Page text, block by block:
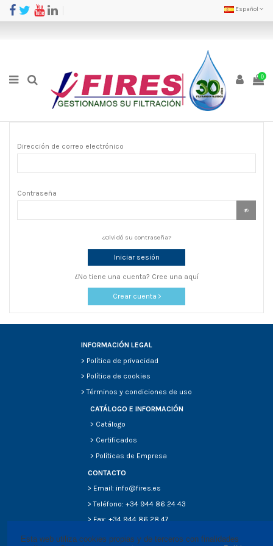
Español
0
Dirección de correo electrónico
Contraseña
¿Olvidó su contraseña?
Iniciar sesión
¿No tiene una cuenta? Cree una aquí
Crear cuenta
INFORMACIÓN LEGAL
> Política de privacidad
> Política de cookies
>Términos y condiciones de uso
CATÁLOGO E INFORMACIÓN
> Catálogo
> Certificados
> Políticas de Empresa
CONTACTO
> Email: info@fires.es
> Teléfono: +34 944 86 24 43
> Fax: +34 944 86 28 47
Esta web utiliza cookies propias y de terceros con finalidades